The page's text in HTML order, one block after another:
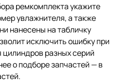
ремкомплекта укажите
увлажнителя, а также
нанесены на табличку
исключить ошибку при
цилиндров разных серий
о подборе запчастей — в
.